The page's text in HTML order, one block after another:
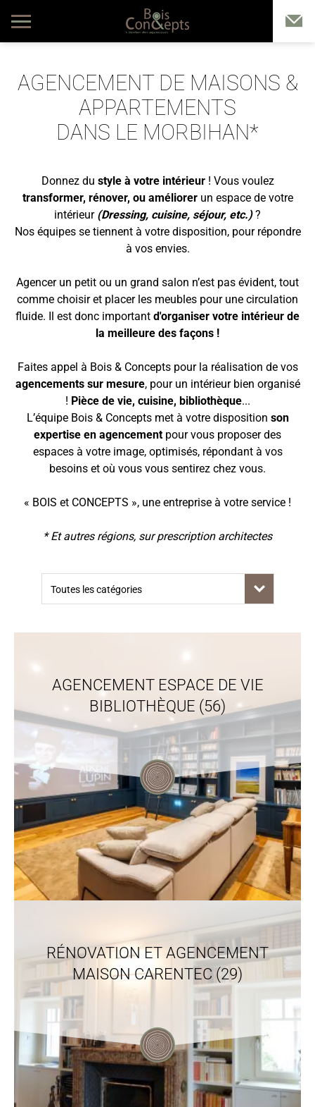
AGENCEMENT DE MAISONS &
APPARTEMENTS
DANS LE MORBIHAN*
Donnez du style à votre intérieur! Vous voulez
transformer, rénover, ou améliorerun espace de votre
intérieur (Dressing, cuisine, séjour, etc.)?
Nos équipes se tiennent à votre disposition, pour répondre
à vos envies.
Agencer un petit ou un grand salon n’est pas évident, tout
comme choisir et placer les meubles pour une circulation
fluide. Il est donc important d'organiser votre intérieur de
la meilleure des façons !
Faites appel à Bois & Concepts pour la réalisation de vos
agencements sur mesure, pour un intérieur bien organisé
! Pièce de vie, cuisine, bibliothèque...
L’équipe Bois & Concepts met à votre disposition son
expertise en agencementpour vous proposer des
espaces à votre image, optimisés, répondant à vos
besoins et où vous vous sentirez chez vous.
« BOIS et CONCEPTS », une entreprise à votre service !
* Et autres régions, sur prescription architectes
AGENCEMENT ESPACE DE VIE
BIBLIOTHÈQUE (56)
RÉNOVATION ET AGENCEMENT
MAISON CARENTEC (29)